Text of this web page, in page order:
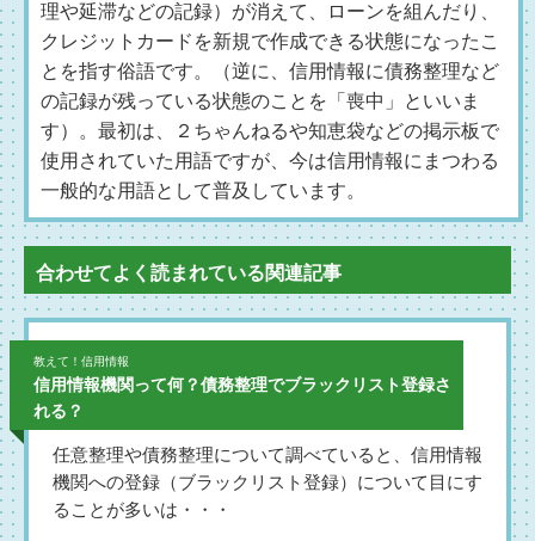
理や延滞などの記録）が消えて、ローンを組んだり、
クレジットカードを新規で作成できる状態になったこ
とを指す俗語です。（逆に、信用情報に債務整理など
の記録が残っている状態のことを「喪中」といいま
す）。最初は、２ちゃんねるや知恵袋などの掲示板で
使用されていた用語ですが、今は信用情報にまつわる
一般的な用語として普及しています。
合わせてよく読まれている関連記事
教えて！信用情報
信用情報機関って何？債務整理でブラックリスト登録さ
れる？
任意整理や債務整理について調べていると、信用情報
機関への登録（ブラックリスト登録）について目にす
ることが多いは・・・